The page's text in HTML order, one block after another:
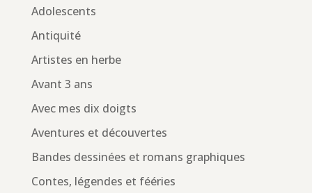
Adolescents
Antiquité
Artistes en herbe
Avant 3 ans
Avec mes dix doigts
Aventures et découvertes
Bandes dessinées et romans graphiques
Contes, légendes et fééries